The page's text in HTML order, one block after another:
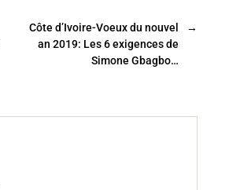
→
Côte d’Ivoire-Voeux du nouvel
an 2019: Les 6 exigences de
Simone Gbagbo…